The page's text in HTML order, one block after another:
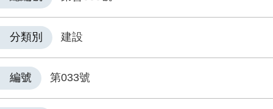
分類別 建設
編號 第033號